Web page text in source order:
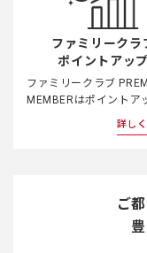
ファミリークラ
ポイントアップ
ファミリークラブ
MEMBERはポイントア
詳し
ご